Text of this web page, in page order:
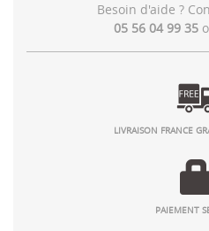
Besoin d'aide ?
05 56 04 99 35
LIVRAISON FRANCE
PAIEMENT